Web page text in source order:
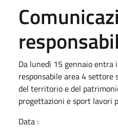
Da lunedì 15 gennaio entra
responsabile area 4 settore
del territorio e del
progettazioni e sport lavori
Data :